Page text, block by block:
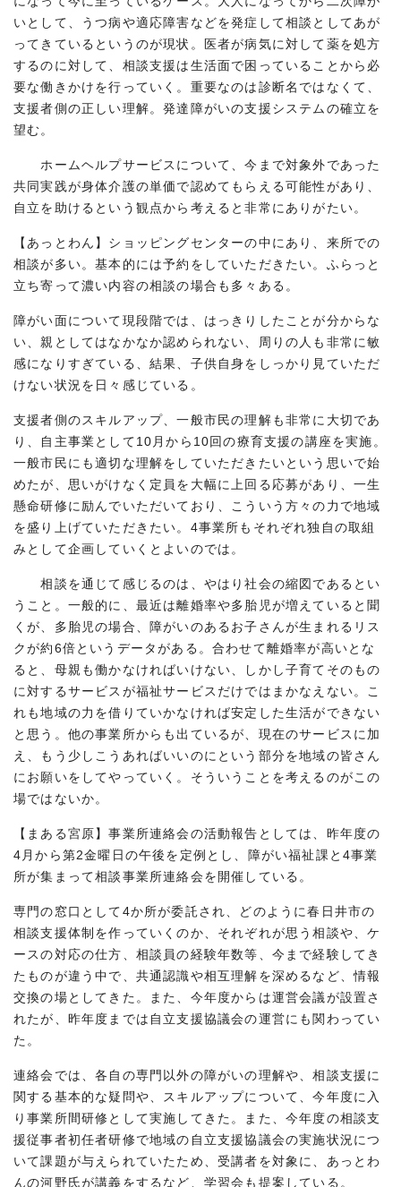
いとして、うつ病や適応障害などを発症して相談としてあが
ってきているというのが現状。医者が病気に対して薬を処方
するのに対して、相談支援は生活面で困っていることから必
要な働きかけを行っていく。重要なのは診断名ではなくて、
支援者側の正しい理解。発達障がいの支援システムの確立を
望む。
ホームヘルプサービスについて、今まで対象外であった
共同実践が身体介護の単価で認めてもらえる可能性があり、
自立を助けるという観点から考えると非常にありがたい。
【あっとわん】ショッピングセンターの中にあり、来所での
相談が多い。基本的には予約をしていただきたい。ふらっと
立ち寄って濃い内容の相談の場合も多々ある。
障がい面について現段階では、はっきりしたことが分からな
い、親としてはなかなか認められない、周りの人も非常に敏
感になりすぎている、結果、子供自身をしっかり見ていただ
けない状況を日々感じている。
支援者側のスキルアップ、一般市民の理解も非常に大切であ
り、自主事業として10月から10回の療育支援の講座を実施。
一般市民にも適切な理解をしていただきたいという思いで始
めたが、思いがけなく定員を大幅に上回る応募があり、一生
懸命研修に励んでいただいており、こういう方々の力で地域
を盛り上げていただきたい。4事業所もそれぞれ独自の取組
みとして企画していくとよいのでは。
相談を通じて感じるのは、やはり社会の縮図であるとい
うこと。一般的に、最近は離婚率や多胎児が増えていると聞
くが、多胎児の場合、障がいのあるお子さんが生まれるリス
クが約6倍というデータがある。合わせて離婚率が高いとな
ると、母親も働かなければいけない、しかし子育てそのもの
に対するサービスが福祉サービスだけではまかなえない。こ
れも地域の力を借りていかなければ安定した生活ができない
と思う。他の事業所からも出ているが、現在のサービスに加
え、もう少しこうあればいいのにという部分を地域の皆さん
にお願いをしてやっていく。そういうことを考えるのがこの
場ではないか。
【まある宮原】事業所連絡会の活動報告としては、昨年度の
4月から第2金曜日の午後を定例とし、障がい福祉課と4事業
所が集まって相談事業所連絡会を開催している。
専門の窓口として4か所が委託され、どのように春日井市の
相談支援体制を作っていくのか、それぞれが思う相談や、ケ
ースの対応の仕方、相談員の経験年数等、今まで経験してき
たものが違う中で、共通認識や相互理解を深めるなど、情報
交換の場としてきた。また、今年度からは運営会議が設置さ
れたが、昨年度までは自立支援協議会の運営にも関わってい
た。
連絡会では、各自の専門以外の障がいの理解や、相談支援に
関する基本的な疑問や、スキルアップについて、今年度に入
り事業所間研修として実施してきた。また、今年度の相談支
援従事者初任者研修で地域の自立支援協議会の実施状況につ
いて課題が与えられていたため、受講者を対象に、あっとわ
んの河野氏が講義をするなど、学習会も提案している。